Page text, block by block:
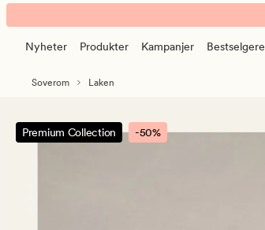
Egyptian
cotton
laken
banner.
Klikk
pause.
Nyheter Produkter Kampanjer Bestselgere
Soverom Laken
Premium Collection -50%